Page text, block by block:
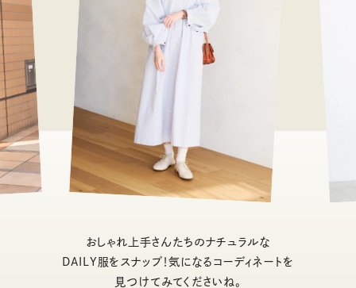
おしゃれ上手さんたちのナチュラルな
DAILY服をスナップ！気になるコーディネートを
見つけてみてくださいね。